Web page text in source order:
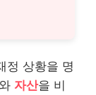
정 상황을 명
와 자산을 비